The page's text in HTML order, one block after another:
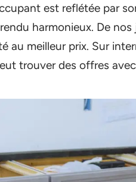
est reflétée par
harmonieux. De
au meilleur prix. Sur
trouver des offres